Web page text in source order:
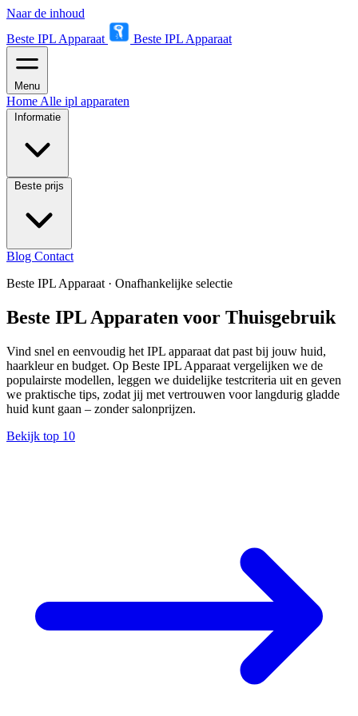
Naar de inhoud
Beste IPL Apparaat
Beste IPL Apparaat
Menu
Home Alle ipl apparaten
Informatie
Beste prijs
Blog Contact
Beste IPL Apparaat · Onafhankelijke selectie
Beste IPL Apparaten voor Thuisgebruik
Vind snel en eenvoudig het IPL apparaat dat past bij jouw huid,
haarkleur en budget. Op Beste IPL Apparaat vergelijken we de
populairste modellen, leggen we duidelijke testcriteria uit en geven
we praktische tips, zodat jij met vertrouwen voor langdurig gladde
huid kunt gaan – zonder salonprijzen.
Bekijk top 10